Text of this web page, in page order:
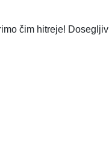
čim hitreje!